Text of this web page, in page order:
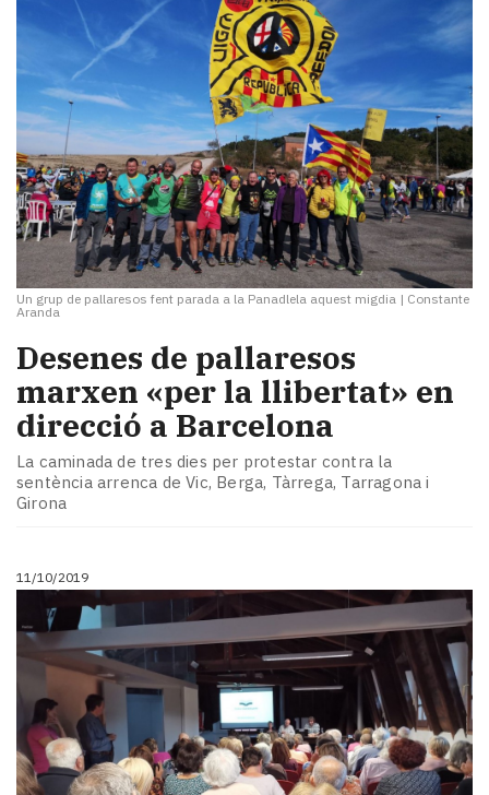
Un grup de pallaresos fent parada a la Panadlela aquest migdia | Constante
Aranda
Desenes de pallaresos
marxen «per la llibertat» en
direcció a Barcelona
La caminada de tres dies per protestar contra la
sentència arrenca de Vic, Berga, Tàrrega, Tarragona i
Girona
11/10/2019